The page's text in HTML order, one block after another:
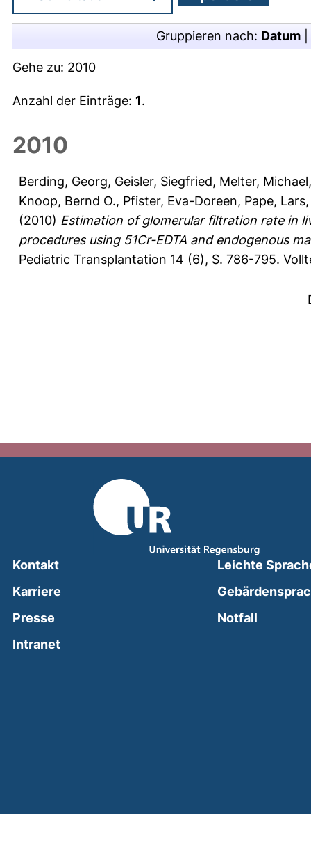
Gruppieren nach: Datum
Gehe zu: 2010
Anzahl der Einträge: 1.
2010
Berding, Georg, Geisler, Siegfried, Melter, Michael
Knoop, Bernd O., Pfister, Eva-Doreen, Pape, Lars
(2010) Estimation of glomerular filtration rate in
procedures using 51Cr-EDTA and endogenous
Pediatric Transplantation 14 (6), S. 786-795.
Kontakt
Karriere
Presse
Intranet(external link, opens in a new window)
Leichte
Notfall